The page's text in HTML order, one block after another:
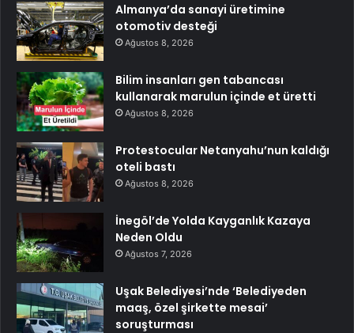
Almanya’da sanayi üretimine
otomotiv desteği
Ağustos 8, 2026
Bilim insanları gen tabancası
kullanarak marulun içinde et üretti
Ağustos 8, 2026
Protestocular Netanyahu’nun kaldığı
oteli bastı
Ağustos 8, 2026
İnegöl’de Yolda Kayganlık Kazaya
Neden Oldu
Ağustos 7, 2026
Uşak Belediyesi’nde ‘Belediyeden
maaş, özel şirkette mesai’
soruşturması